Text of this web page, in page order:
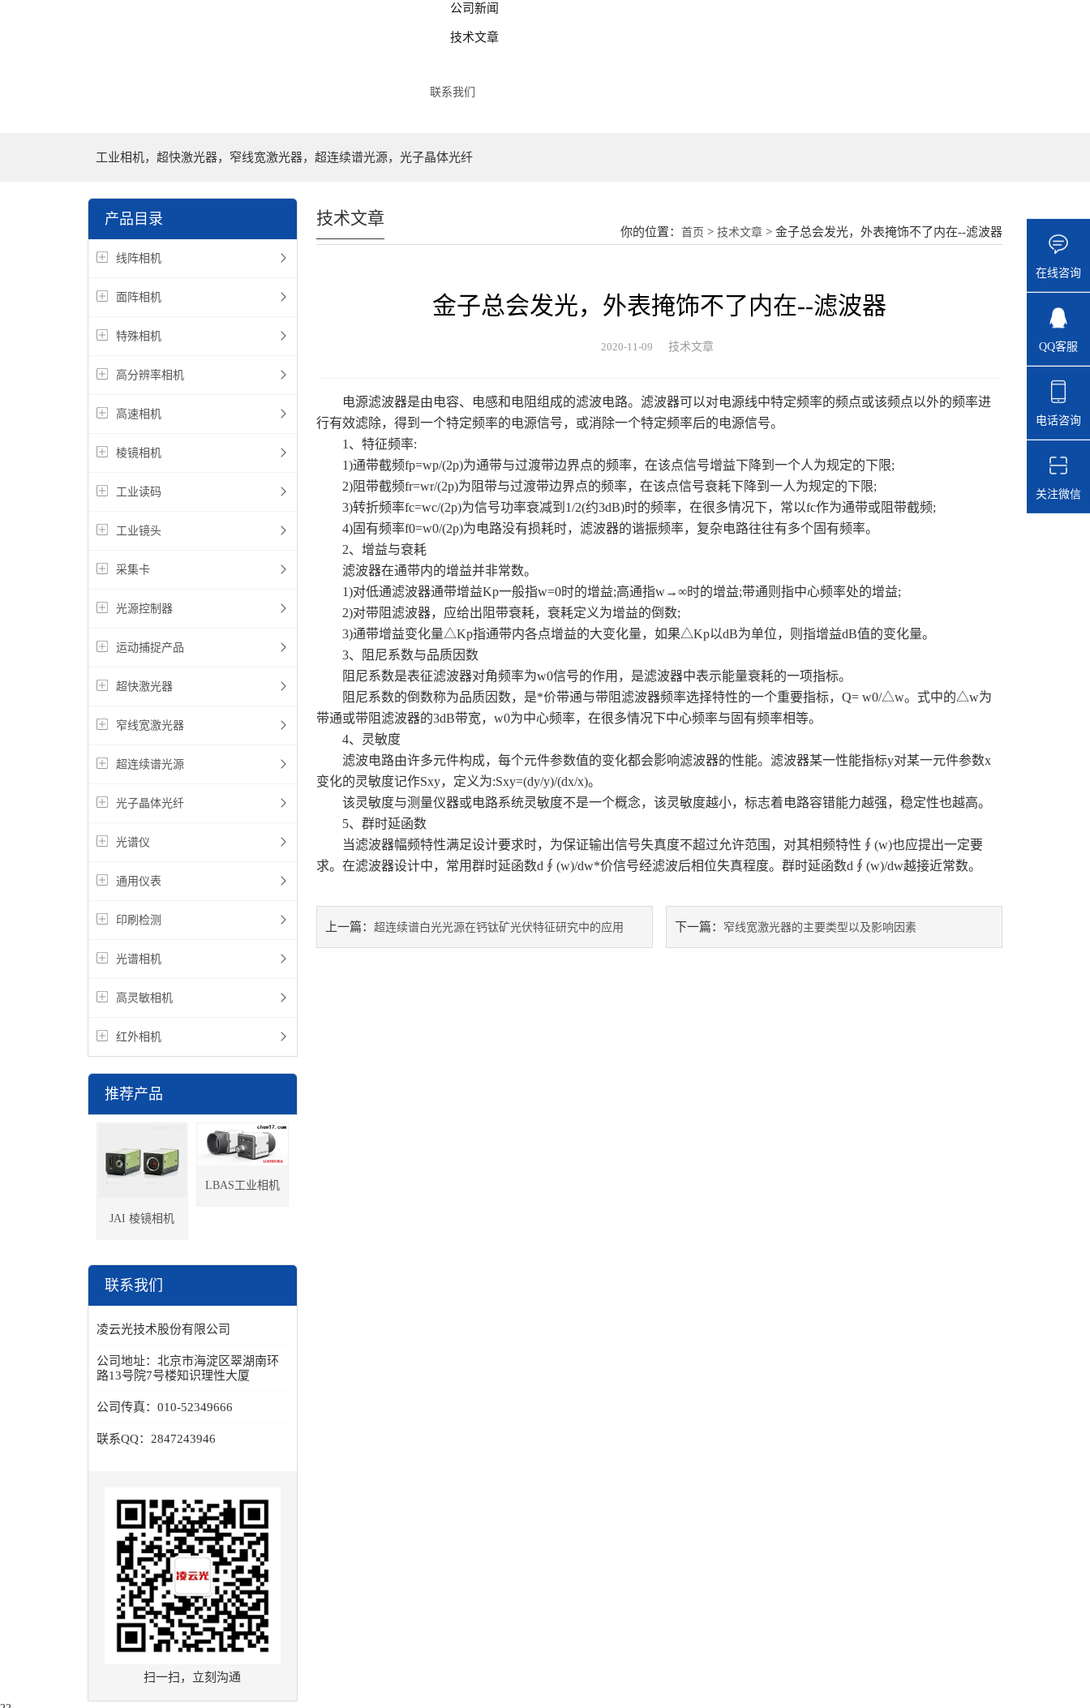
公司新闻
技术文章
联系我们
工业相机，超快激光器，窄线宽激光器，超连续谱光源，光子晶体光纤
产品目录
线阵相机
面阵相机
特殊相机
高分辨率相机
高速相机
棱镜相机
工业读码
工业镜头
采集卡
光源控制器
运动捕捉产品
超快激光器
窄线宽激光器
超连续谱光源
光子晶体光纤
光谱仪
通用仪表
印刷检测
光谱相机
高灵敏相机
红外相机
推荐产品
JAI 棱镜相机
LBAS工业相机
联系我们
凌云光技术股份有限公司
公司地址： 北京市海淀区翠湖南环
路13号院7号楼知识理性大厦
公司传真： 010-52349666
联系QQ： 2847243946
扫一扫，立刻沟通
你的位置：首页 >技术文章 > 金子总会发光，外表掩饰不了内在--滤波器
技术文章
金子总会发光，外表掩饰不了内在--滤波器
2020-11-09 技术文章
电源滤波器是由电容、电感和电阻组成的滤波电路。滤波器可以对电源线中特定频率的频点或该频点以外的频率进
行有效滤除，得到一个特定频率的电源信号，或消除一个特定频率后的电源信号。
1、特征频率:
1)通带截频fp=wp/(2p)为通带与过渡带边界点的频率，在该点信号增益下降到一个人为规定的下限;
2)阻带截频fr=wr/(2p)为阻带与过渡带边界点的频率，在该点信号衰耗下降到一人为规定的下限;
3)转折频率fc=wc/(2p)为信号功率衰减到1/2(约3dB)时的频率，在很多情况下，常以fc作为通带或阻带截频;
4)固有频率f0=w0/(2p)为电路没有损耗时，滤波器的谐振频率，复杂电路往往有多个固有频率。
2、增益与衰耗
滤波器在通带内的增益并非常数。
1)对低通滤波器通带增益Kp一般指w=0时的增益;高通指w→∞时的增益;带通则指中心频率处的增益;
2)对带阻滤波器，应给出阻带衰耗，衰耗定义为增益的倒数;
3)通带增益变化量△Kp指通带内各点增益的大变化量，如果△Kp以dB为单位，则指增益dB值的变化量。
3、阻尼系数与品质因数
阻尼系数是表征滤波器对角频率为w0信号的作用，是滤波器中表示能量衰耗的一项指标。
阻尼系数的倒数称为品质因数，是*价带通与带阻滤波器频率选择特性的一个重要指标，Q= w0/△w。式中的△w为
带通或带阻滤波器的3dB带宽，w0为中心频率，在很多情况下中心频率与固有频率相等。
4、灵敏度
滤波电路由许多元件构成，每个元件参数值的变化都会影响滤波器的性能。滤波器某一性能指标y对某一元件参数x
变化的灵敏度记作Sxy，定义为:Sxy=(dy/y)/(dx/x)。
该灵敏度与测量仪器或电路系统灵敏度不是一个概念，该灵敏度越小，标志着电路容错能力越强，稳定性也越高。
5、群时延函数
当滤波器幅频特性满足设计要求时，为保证输出信号失真度不超过允许范围，对其相频特性∮(w)也应提出一定要
求。在滤波器设计中，常用群时延函数d∮(w)/dw*价信号经滤波后相位失真程度。群时延函数d∮(w)/dw越接近常数。
上一篇： 超连续谱白光光源在钙钛矿光伏特征研究中的应用 下一篇： 窄线宽激光器的主要类型以及影响因素
在线咨询
QQ客服
电话咨询
关注微信